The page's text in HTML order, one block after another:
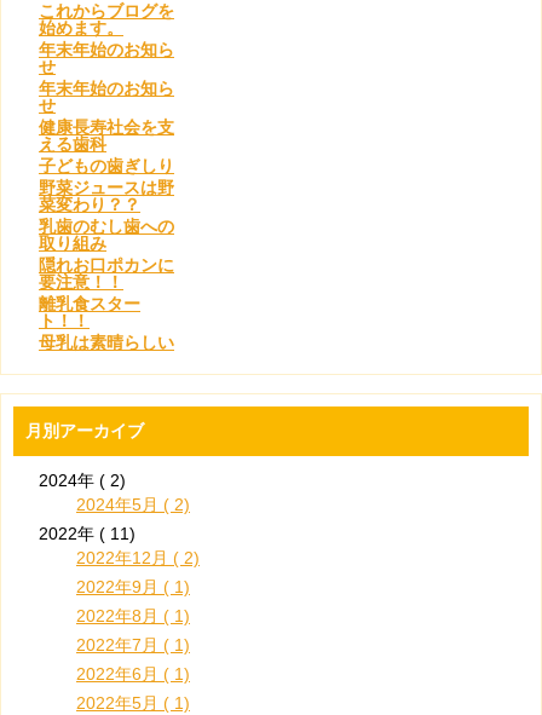
これからブログを
始めます。
年末年始のお知ら
せ
年末年始のお知ら
せ
健康長寿社会を支
える歯科
子どもの歯ぎしり
野菜ジュースは野
菜変わり？？
乳歯のむし歯への
取り組み
隠れお口ポカンに
要注意！！
離乳食スター
ト！！
母乳は素晴らしい
月別アーカイブ
2024年 ( 2)
2024年5月 ( 2)
2022年 ( 11)
2022年12月 ( 2)
2022年9月 ( 1)
2022年8月 ( 1)
2022年7月 ( 1)
2022年6月 ( 1)
2022年5月 ( 1)